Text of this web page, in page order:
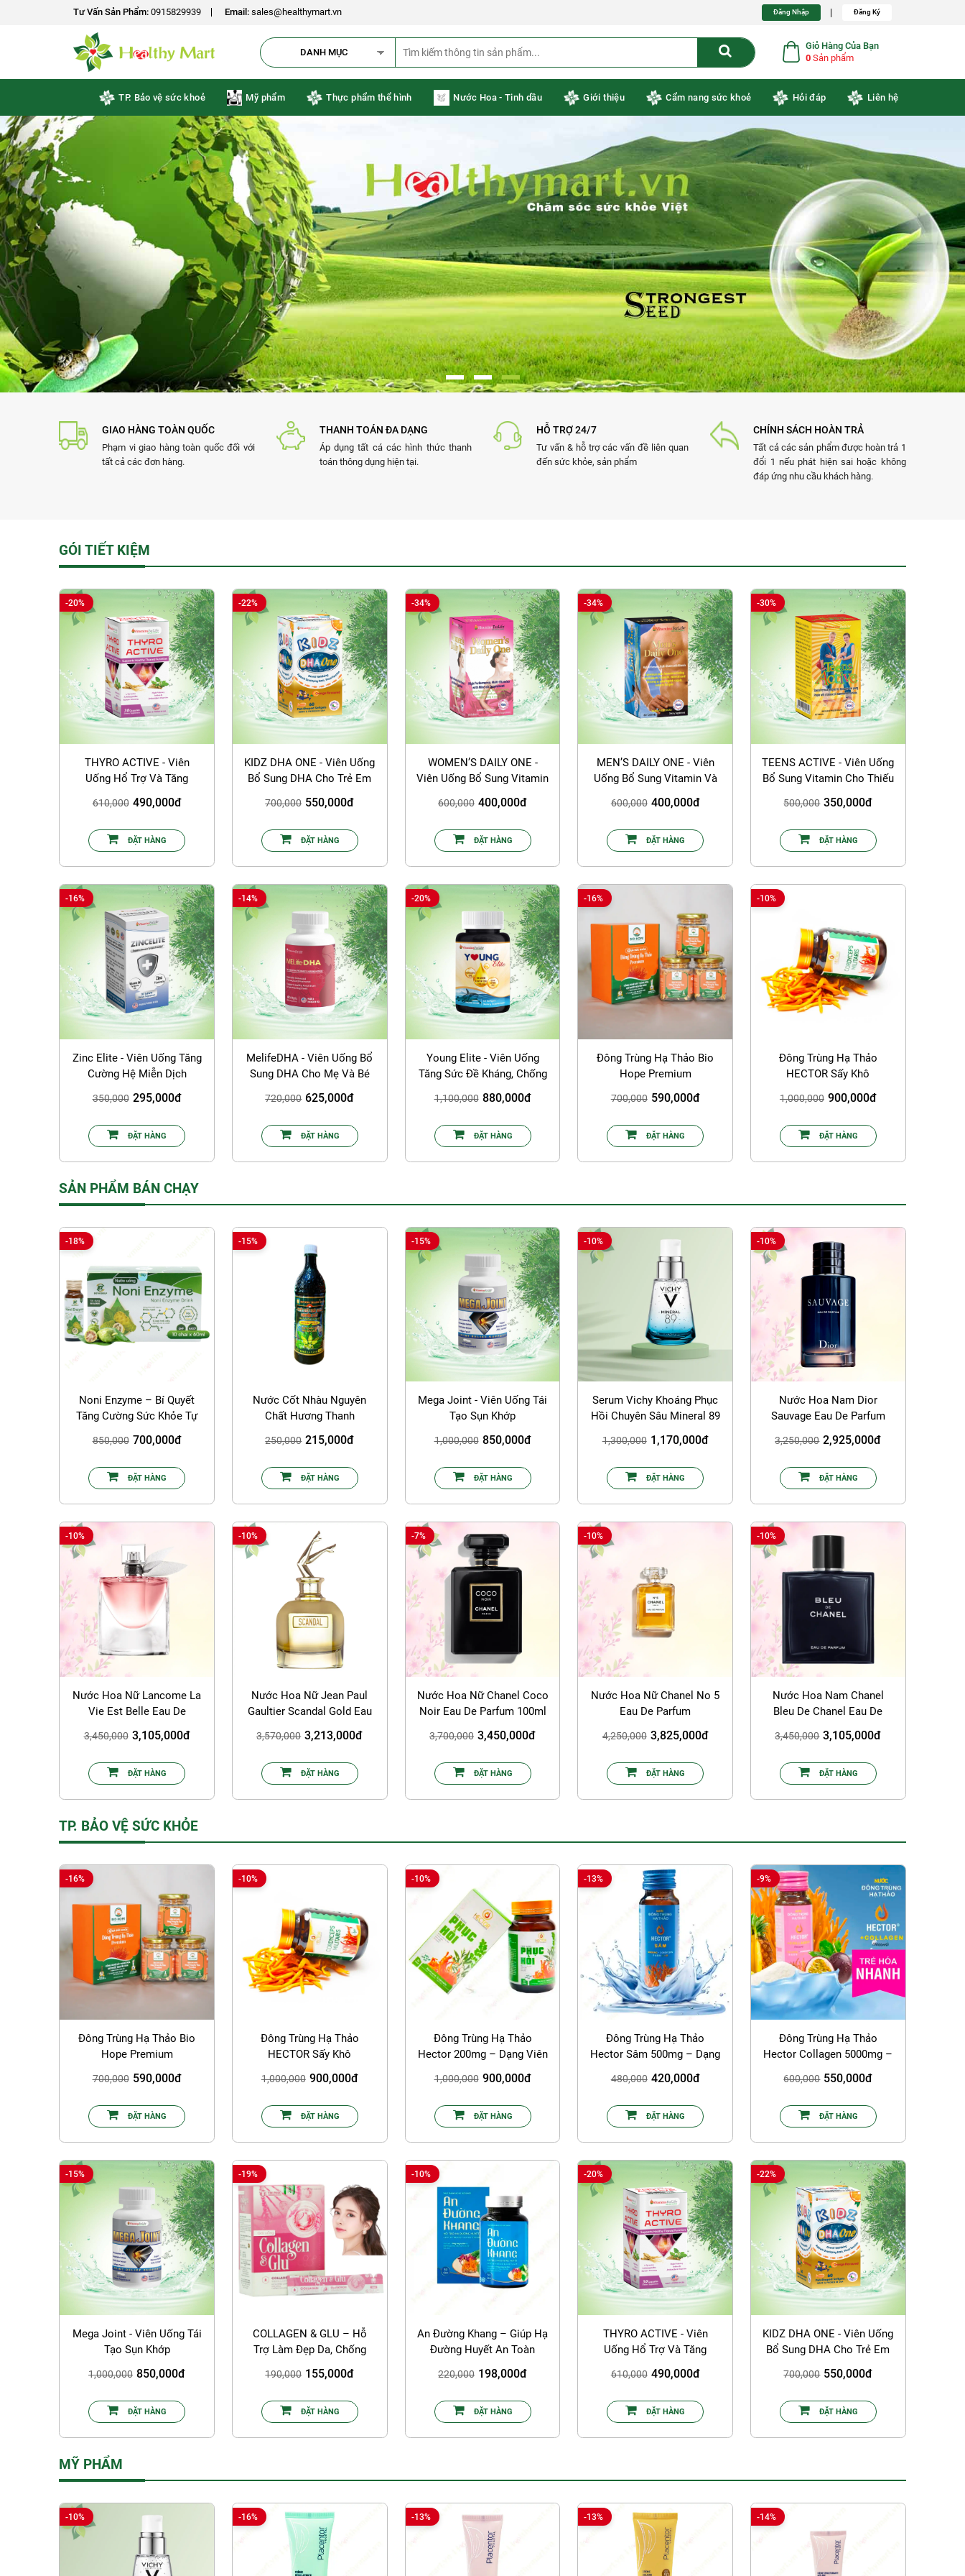
Tư Vấn Sản Phẩm: 0915829939 Email: sales@healthymart.vn Đăng Nhập Đăng Ký
DANH MỤC
Giỏ Hàng Của Bạn
0 Sản phẩm
TP. Bảo vệ sức khoẻ Mỹ phẩm Thực phẩm thể hình Nước Hoa - Tinh dầu Giới thiệu Cẩm nang sức khoẻ Hỏi đáp Liên hệ
GIAO HÀNG TOÀN QUỐC
Phạm vi giao hàng toàn quốc đối với
tất cả các đơn hàng.
THANH TOÁN ĐA DẠNG
Áp dụng tất cá các hình thức thanh
toán thông dụng hiện tại.
HỖ TRỢ 24/7
Tư vấn & hỗ trợ các vấn đề liên quan
đến sức khỏe, sản phẩm
CHÍNH SÁCH HOÀN TRẢ
Tất cả các sản phẩm được hoàn trả 1
đổi 1 nếu phát hiện sai hoặc không
đáp ứng nhu cầu khách hàng.
GÓI TIẾT KIỆM
-20%
THYRO ACTIVE - Viên
Uống Hổ Trợ Và Tăng
Giáp
610,000 490,000đ
ĐẶT HÀNG
-22%
KIDZ DHA ONE - Viên Uống
Bổ Sung DHA Cho Trẻ Em
700,000 550,000đ
ĐẶT HÀNG
-34%
WOMEN’S DAILY ONE -
Viên Uống Bổ Sung Vitamin
Giới
600,000 400,000đ
ĐẶT HÀNG
-34%
MEN’S DAILY ONE - Viên
Uống Bổ Sung Vitamin Và
600,000 400,000đ
ĐẶT HÀNG
-30%
TEENS ACTIVE - Viên Uống
Bổ Sung Vitamin Cho Thiếu
500,000 350,000đ
ĐẶT HÀNG
-16%
Zinc Elite - Viên Uống Tăng
Cường Hệ Miễn Dịch
350,000 295,000đ
ĐẶT HÀNG
-14%
MelifeDHA - Viên Uống Bổ
Sung DHA Cho Mẹ Và Bé
720,000 625,000đ
ĐẶT HÀNG
-20%
Young Elite - Viên Uống
Tăng Sức Đề Kháng, Chống
1,100,000 880,000đ
ĐẶT HÀNG
-16%
Đông Trùng Hạ Thảo Bio
Hope Premium
700,000 590,000đ
ĐẶT HÀNG
-10%
Đông Trùng Hạ Thảo
HECTOR Sấy Khô
1,000,000 900,000đ
ĐẶT HÀNG
SẢN PHẨM BÁN CHẠY
-18%
Noni Enzyme – Bí Quyết
Tăng Cường Sức Khỏe Tự
850,000 700,000đ
ĐẶT HÀNG
-15%
Nước Cốt Nhàu Nguyên
Chất Hương Thanh
250,000 215,000đ
ĐẶT HÀNG
-15%
Mega Joint - Viên Uống Tái
Tạo Sụn Khớp
1,000,000 850,000đ
ĐẶT HÀNG
-10%
Serum Vichy Khoáng Phục
Hồi Chuyên Sâu Mineral 89
1,300,000 1,170,000đ
ĐẶT HÀNG
-10%
Nước Hoa Nam Dior
Sauvage Eau De Parfum
3,250,000 2,925,000đ
ĐẶT HÀNG
-10%
Nước Hoa Nữ Lancome La
Vie Est Belle Eau De
3,450,000 3,105,000đ
ĐẶT HÀNG
-10%
Nước Hoa Nữ Jean Paul
Gaultier Scandal Gold Eau
3,570,000 3,213,000đ
ĐẶT HÀNG
-7%
Nước Hoa Nữ Chanel Coco
Noir Eau De Parfum 100ml
3,700,000 3,450,000đ
ĐẶT HÀNG
-10%
Nước Hoa Nữ Chanel No 5
Eau De Parfum
4,250,000 3,825,000đ
ĐẶT HÀNG
-10%
Nước Hoa Nam Chanel
Bleu De Chanel Eau De
3,450,000 3,105,000đ
ĐẶT HÀNG
TP. BẢO VỆ SỨC KHỎE
-16%
Đông Trùng Hạ Thảo Bio
Hope Premium
700,000 590,000đ
ĐẶT HÀNG
-10%
Đông Trùng Hạ Thảo
HECTOR Sấy Khô
1,000,000 900,000đ
ĐẶT HÀNG
-10%
Đông Trùng Hạ Thảo
Hector 200mg – Dạng Viên
1,000,000 900,000đ
ĐẶT HÀNG
-13%
Đông Trùng Hạ Thảo
Hector Sâm 500mg – Dạng
480,000 420,000đ
ĐẶT HÀNG
-9%
Đông Trùng Hạ Thảo
Hector Collagen 5000mg –
600,000 550,000đ
ĐẶT HÀNG
-15%
Mega Joint - Viên Uống Tái
Tạo Sụn Khớp
1,000,000 850,000đ
ĐẶT HÀNG
-19%
COLLAGEN & GLU – Hỗ
Trợ Làm Đẹp Da, Chống
190,000 155,000đ
ĐẶT HÀNG
-10%
An Đường Khang – Giúp Hạ
Đường Huyết An Toàn
220,000 198,000đ
ĐẶT HÀNG
-20%
THYRO ACTIVE - Viên
Uống Hổ Trợ Và Tăng
Giáp
610,000 490,000đ
ĐẶT HÀNG
-22%
KIDZ DHA ONE - Viên Uống
Bổ Sung DHA Cho Trẻ Em
700,000 550,000đ
ĐẶT HÀNG
MỸ PHẨM
-10% -16% -13% -13% -14%